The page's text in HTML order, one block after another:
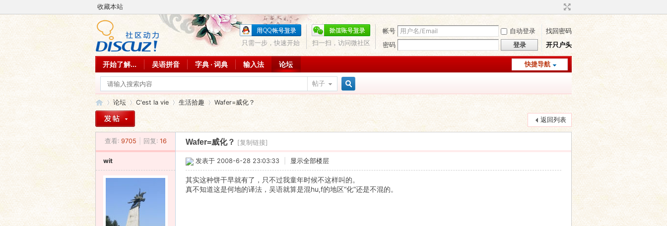
收藏本站
帐号 自动登录
找回密码
密码
登录 开只户头
扫一扫，访问微社区
只需一步，快速开始
快捷导航
开始了解... 吴语拼音 字典 · 词典 输入法 论坛
帖子
»
论坛
›
C'est la vie 生活拾趣
›
Wafer=威化？
返回列表
查看: 9705 回复: 16 Wafer=威化？ [复制链接]
wit 发表于 2008-6-28 23:03:33 显示全部楼层
其实这种饼干早就有了，只不过我童年时候不这样叫的。
真不知道这是何地的译法，吴语就算是混hu,f的地区“化”还是不混的。